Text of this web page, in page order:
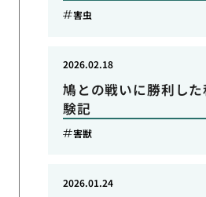
害虫
鳩との戦いに勝利し
験記
2026.02.18
害獣
2026.01.24